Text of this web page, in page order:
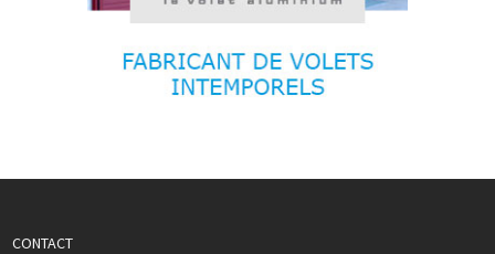
CONTACT